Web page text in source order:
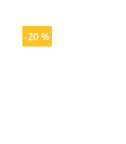
-20 %